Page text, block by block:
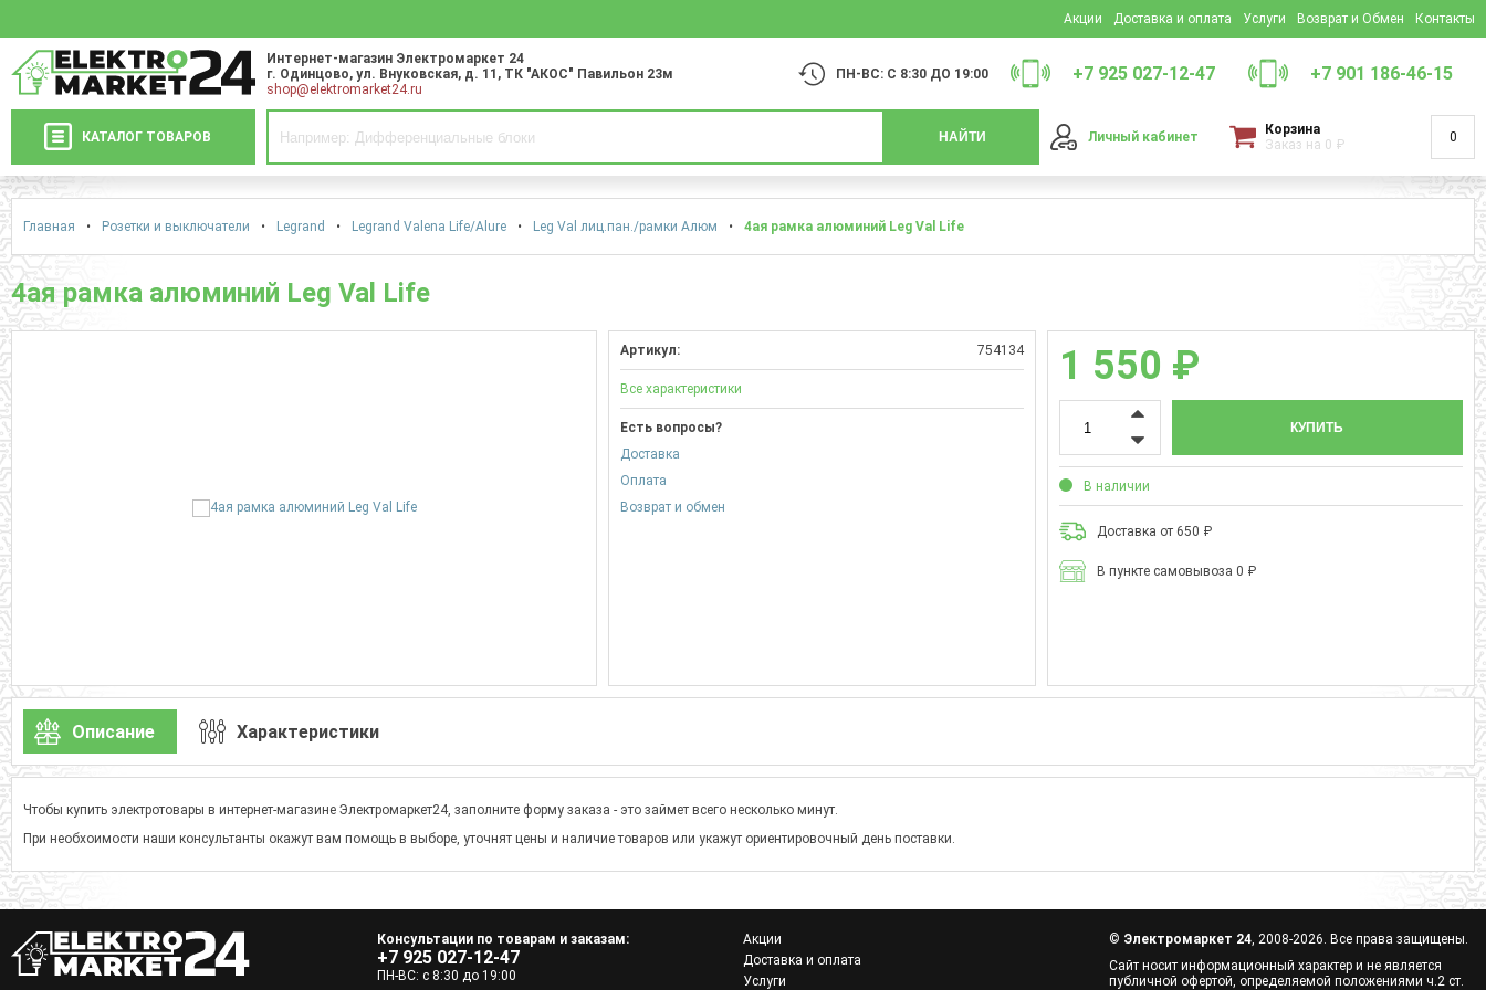
Акции Доставка и оплата Услуги Возврат и Обмен Контакты
Интернет-магазин Электромаркет 24
г. Одинцово, ул. Внуковская, д. 11 , ТК "АКОС" Павильон 23м
shop@elektromarket24.ru
ПН-ВС: С 8:30 ДО 19:00 +7 925 027-12-47 +7 901 186-46-15
КАТАЛОГ ТОВАРОВ НАЙТИ Личный кабинет
Корзина
Заказ на 0 ₽ 0
Главная • Розетки и выключатели • Legrand • Legrand Valena Life/Alure • Leg Val лиц.пан./рамки Алюм • 4ая рамка алюминий Leg Val Life
4ая рамка алюминий Leg Val Life
Артикул: 754134
Все характеристики
Есть вопросы?
Доставка
Оплата
Возврат и обмен
1 550 ₽
КУПИТЬ
В наличии
Доставка от 650 ₽
В пункте самовывоза 0 ₽
Описание Характеристики
Чтобы купить электротовары в интернет-магазине Электромаркет24, заполните форму заказа - это займет всего несколько минут.
При необхоимости наши консультанты окажут вам помощь в выборе, уточнят цены и наличие товаров или укажут ориентировочный день поставки.
Консультации по товарам и заказам:
+7 925 027-12-47
ПН-ВС: с 8:30 до 19:00
Акции
Доставка и оплата
Услуги
© Электромаркет 24, 2008-2026. Все права защищены.
Сайт носит информационный характер и не является
публичной офертой, определяемой положениями ч.2 ст.